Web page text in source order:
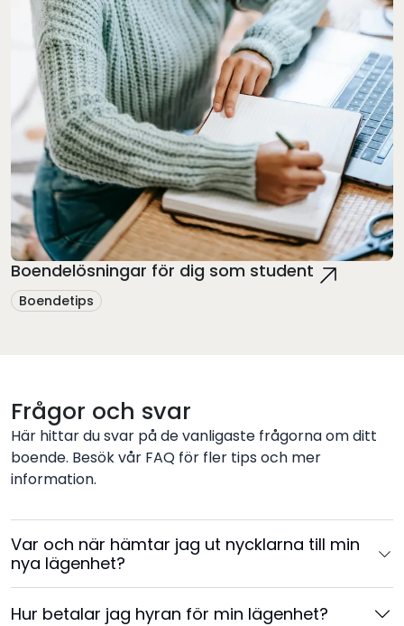
Boendelösningar för dig som student
Boendetips
Frågor och svar
Här hittar du svar på de vanligaste frågorna om ditt
boende. Besök vår FAQ för fler tips och mer
information.
Var och när hämtar jag ut nycklarna till min
nya lägenhet?
Hur betalar jag hyran för min lägenhet?